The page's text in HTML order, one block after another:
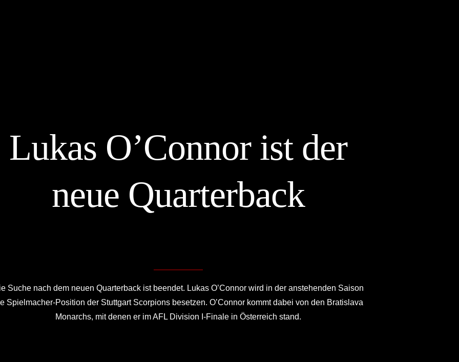
Lukas O’Connor ist der
neue Quarterback
Suche nach dem neuen Quarterback ist beendet. Lukas O’Connor wird in der anstehenden Saison
Spielmacher-Position der Stuttgart Scorpions besetzen. O’Connor kommt dabei von den Bratislava
Monarchs, mit denen er im AFL Division I-Finale in Österreich stand.